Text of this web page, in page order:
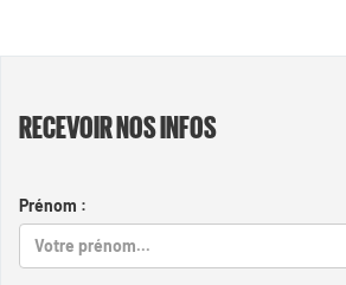
RECEVOIR NOS INFOS
Prénom :